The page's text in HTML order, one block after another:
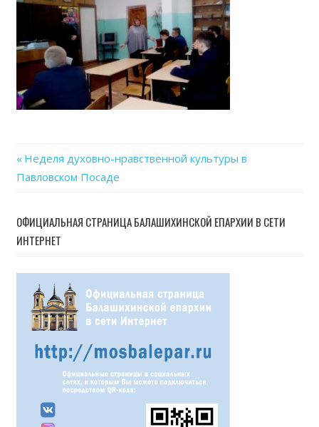
Навигация
записям
Previous
Post:
Неделя духовно-нравственной культуры в
Павловском Посаде
ОФИЦИАЛЬНАЯ СТРАНИЦА БАЛАШИХИНСКОЙ ЕПАРХИИ В СЕТИ
ИНТЕРНЕТ